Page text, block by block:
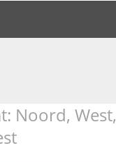
Noord, West,